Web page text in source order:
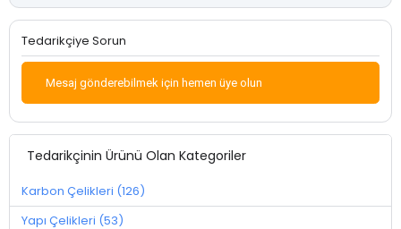
Tedarikçiye Sorun
Mesaj gönderebilmek için hemen üye olun
Tedarikçinin Ürünü Olan Kategoriler
Karbon Çelikleri (126)
Yapı Çelikleri (53)